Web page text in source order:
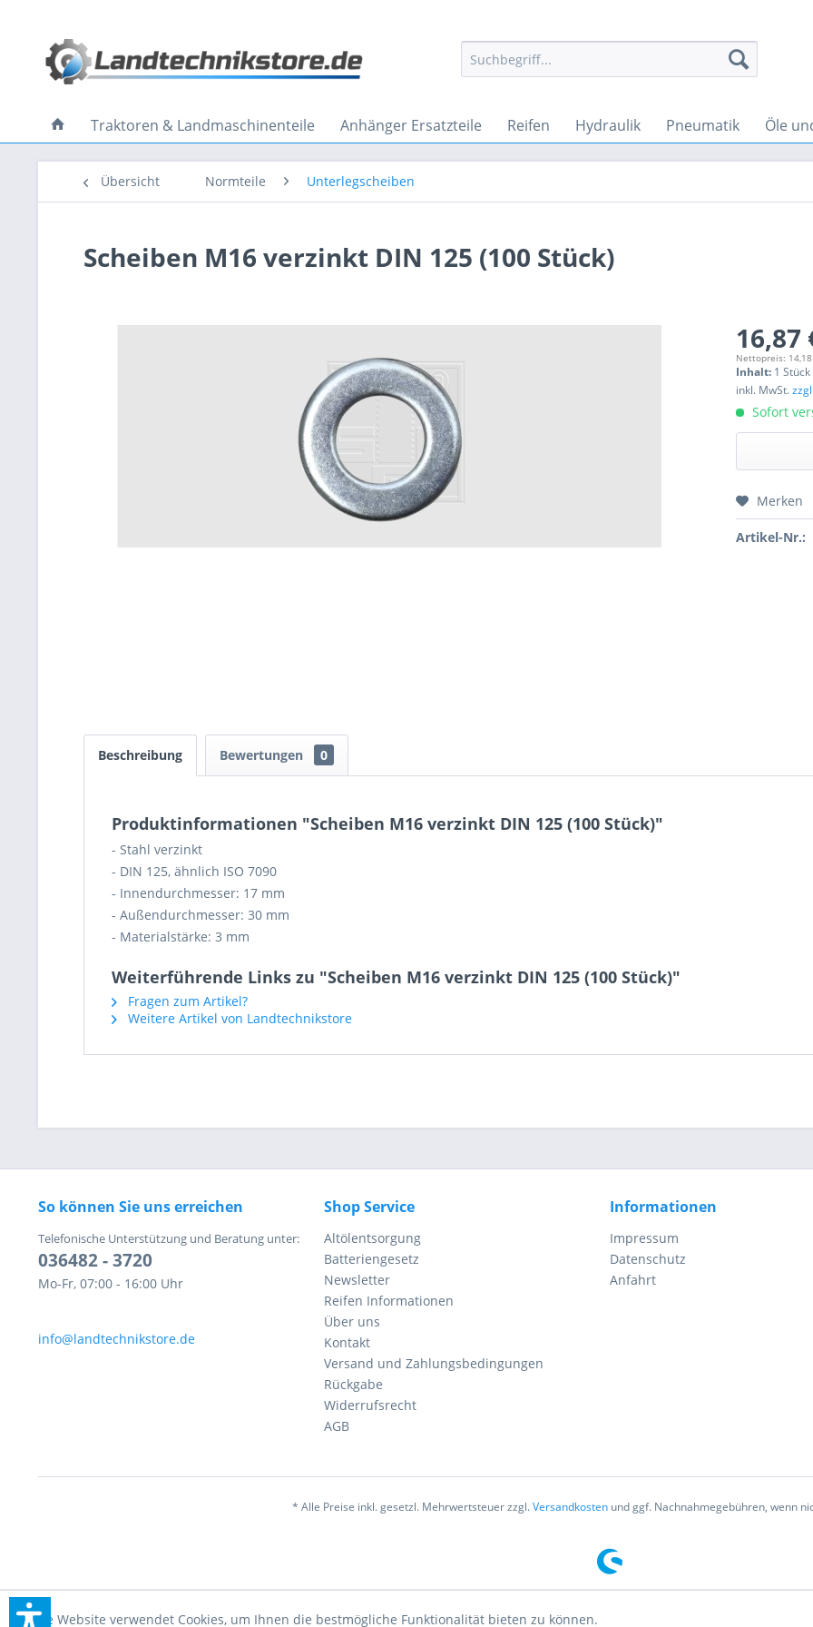
Traktoren & Landmaschinenteile Anhänger Ersatzteile Reifen Hydraulik Pneumatik Öle
Übersicht Normteile Unterlegscheiben
Scheiben M16 verzinkt DIN 125 (100 Stück)
16,87
Nettopreis:
Inhalt: 1 Stück
inkl. MwSt.
Sofort
Preis
Merken
Artikel-Nr.:
Beschreibung Bewertungen 0
Produktinformationen "Scheiben M16 verzinkt DIN 125 (100 Stück)"
- Stahl verzinkt
- DIN 125, ähnlich ISO 7090
- Innendurchmesser: 17 mm
- Außendurchmesser: 30 mm
- Materialstärke: 3 mm
Weiterführende Links zu "Scheiben M16 verzinkt DIN 125 (100 Stück)"
Fragen zum Artikel?
Weitere Artikel von Landtechnikstore
So können Sie uns erreichen
Telefonische Unterstützung und Beratung unter:
036482 - 3720
Mo-Fr, 07:00 - 16:00 Uhr
info@landtechnikstore.de
Shop Service
Altölentsorgung
Batteriengesetz
Newsletter
Reifen Informationen
Über uns
Kontakt
Versand und Zahlungsbedingungen
Rückgabe
Widerrufsrecht
AGB
Informationen
Impressum
Datenschutz
Anfahrt
* Alle Preise inkl. gesetzl. Mehrwertsteuer zzgl.Versandkostenund ggf. Nachnahmegebühren, wenn
Diese Website verwendet Cookies, um Ihnen die bestmögliche Funktionalität bieten zu können.